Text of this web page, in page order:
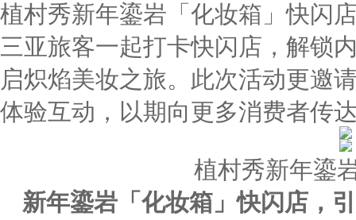
植村秀新年鎏岩「化妆箱」快闪
三亚旅客一起打卡快闪店，解锁
启炽焰美妆之旅。此次活动更邀
体验互动，以期向更多消费者传
植村秀新年鎏
新年鎏岩「化妆箱」快闪店，